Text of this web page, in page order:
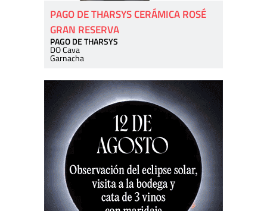
PAGO DE THARSYS CERÁMICA ROSÉ
GRAN RESERVA
PAGO DE THARSYS
DO Cava
Garnacha